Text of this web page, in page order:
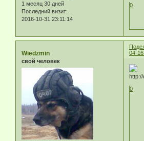
1 месяц 30 дней
Последний визит:
2016-10-31 23:11:14
0
04-16
Wiedzmin
свой человек
0